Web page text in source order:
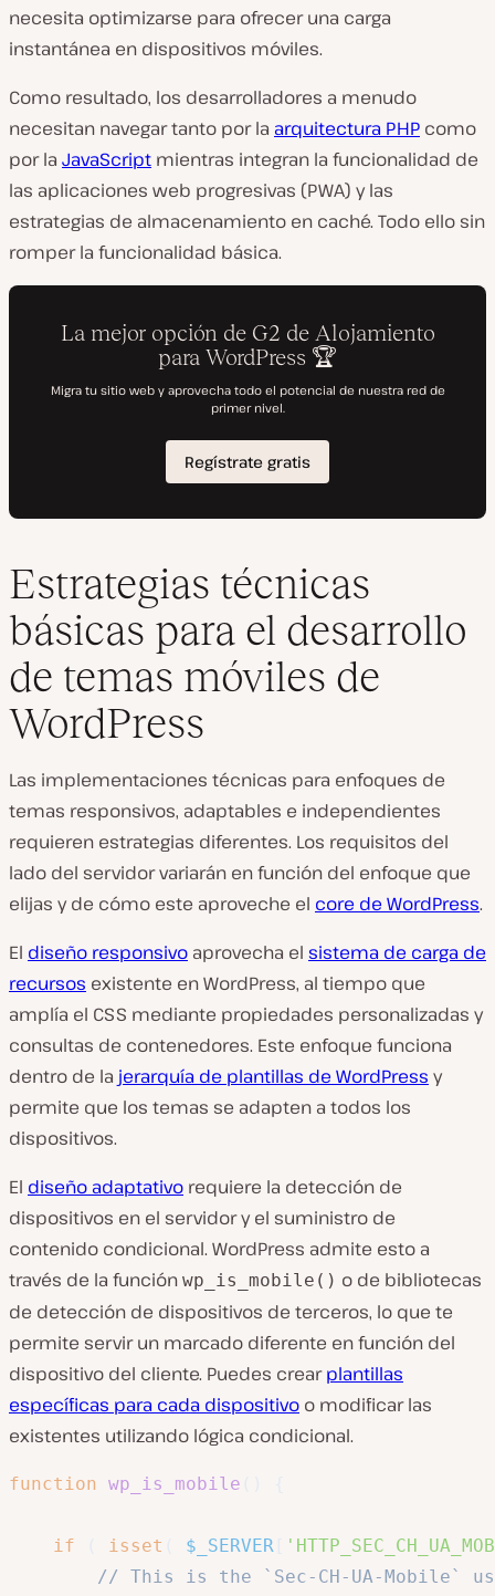
necesita optimizarse para ofrecer una carga
instantánea en dispositivos móviles.
Como resultado, los desarrolladores a menudo
necesitan navegar tanto por la arquitectura PHP como
por la JavaScript mientras integran la funcionalidad de
las aplicaciones web progresivas (PWA) y las
estrategias de almacenamiento en caché. Todo ello sin
romper la funcionalidad básica.
Estrategias técnicas
básicas para el desarrollo
de temas móviles de
WordPress
Las implementaciones técnicas para enfoques de
temas responsivos, adaptables e independientes
requieren estrategias diferentes. Los requisitos del
lado del servidor variarán en función del enfoque que
elijas y de cómo este aproveche el core de WordPress.
El diseño responsivo aprovecha el sistema de carga de
recursos existente en WordPress, al tiempo que
amplía el CSS mediante propiedades personalizadas y
consultas de contenedores. Este enfoque funciona
dentro de la jerarquía de plantillas de WordPress y
permite que los temas se adapten a todos los
dispositivos.
El diseño adaptativo requiere la detección de
dispositivos en el servidor y el suministro de
contenido condicional. WordPress admite esto a
través de la función wp_is_mobile() o de bibliotecas
de detección de dispositivos de terceros, lo que te
permite servir un marcado diferente en función del
dispositivo del cliente. Puedes crearplantillas
específicas para cada dispositivo o modificar las
existentes utilizando lógica condicional.
function wp_is_mobile
if isset $_SERVER
// This is the `Sec-CH-UA-Mobile`